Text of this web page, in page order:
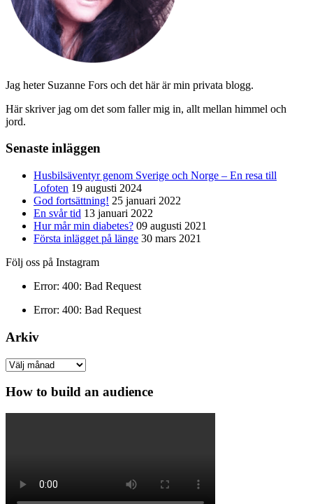
Jag heter Suzanne Fors och det här är min privata blogg.
Här skriver jag om det som faller mig in, allt mellan himmel och
jord.
Senaste inläggen
Husbilsäventyr genom Sverige och Norge – En resa till
Lofoten 19 augusti 2024
God fortsättning! 25 januari 2022
En svår tid 13 januari 2022
Hur mår min diabetes? 09 augusti 2021
Första inlägget på länge 30 mars 2021
Följ oss på Instagram
Error: 400: Bad Request
Error: 400: Bad Request
Arkiv
Arkiv
How to build an audience